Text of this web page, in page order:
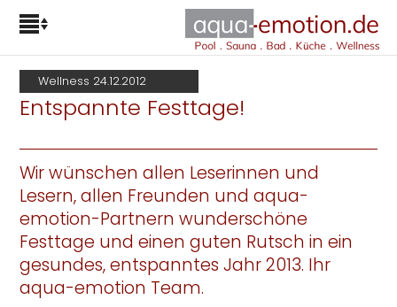
Wellness 24.12.2012
Entspannte Festtage!
Wir wünschen allen Leserinnen und
Lesern, allen Freunden und aqua-
emotion-Partnern wunderschöne
Festtage und einen guten Rutsch in ein
gesundes, entspanntes Jahr 2013. Ihr
aqua-emotion Team.